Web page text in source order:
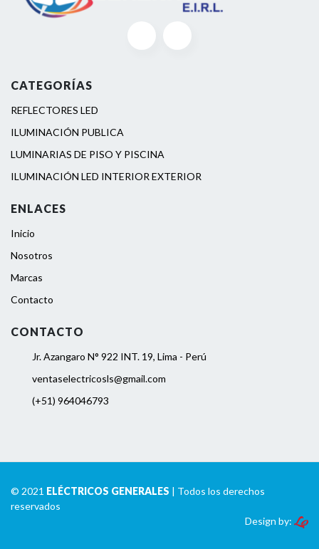
CATEGORÍAS
REFLECTORES LED
ILUMINACIÓN PUBLICA
LUMINARIAS DE PISO Y PISCINA
ILUMINACIÓN LED INTERIOR EXTERIOR
ENLACES
Inicio
Nosotros
Marcas
Contacto
CONTACTO
Jr. Azangaro N° 922 INT. 19, Lima - Perú
ventaselectricosls@gmail.com
(+51) 964046793
© 2021 ELÉCTRICOS GENERALES | Todos los derechos
reservados
Design by: